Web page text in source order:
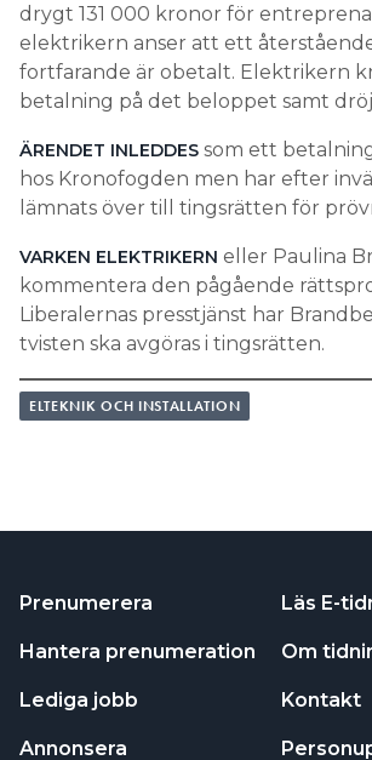
drygt 131 000 kronor för
elektrikern anser att ett
fortfarande är obetalt. Elektrikern
betalning på det beloppet samt
ÄRENDET INLEDDES som ett
hos Kronofogden men har efter
lämnats över till tingsrätten för
VARKEN ELEKTRIKERN eller Paulina
kommentera den pågående
Liberalernas presstjänst har
tvisten ska avgöras i tingsrätten.
ELTEKNIK OCH INSTALLATION
Prenumerera
Hantera prenumeration
Lediga jobb
Annonsera
Läs E-
Om
Kontakt